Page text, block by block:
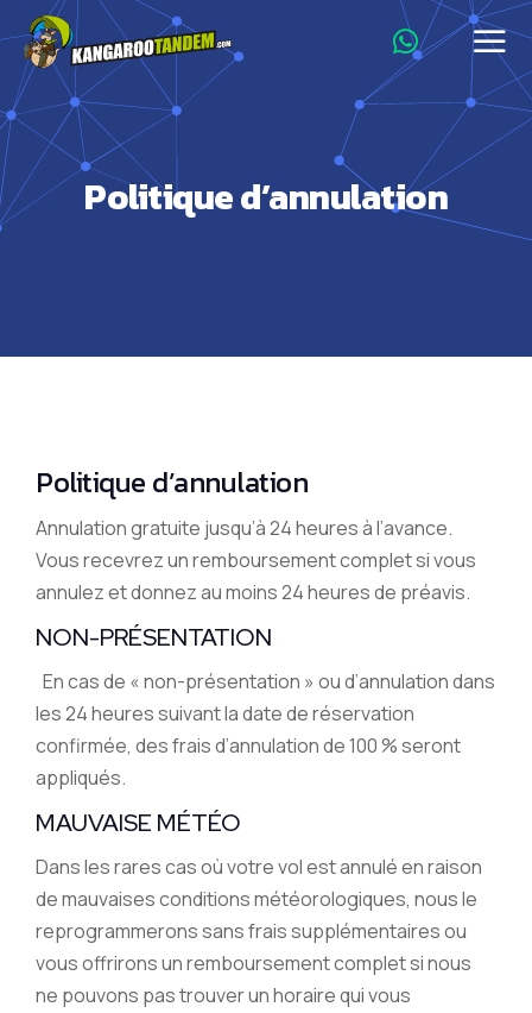
Politique d’annulation
Politique d’annulation
Annulation gratuite jusqu’à 24 heures à l’avance.
Vous recevrez un remboursement complet si vous
annulez et donnez au moins 24 heures de préavis.
NON-PRÉSENTATION
En cas de « non-présentation » ou d’annulation dans
les 24 heures suivant la date de réservation
confirmée, des frais d’annulation de 100 % seront
appliqués.
MAUVAISE MÉTÉO
Dans les rares cas où votre vol est annulé en raison
de mauvaises conditions météorologiques, nous le
reprogrammerons sans frais supplémentaires ou
vous offrirons un remboursement complet si nous
ne pouvons pas trouver un horaire qui vous